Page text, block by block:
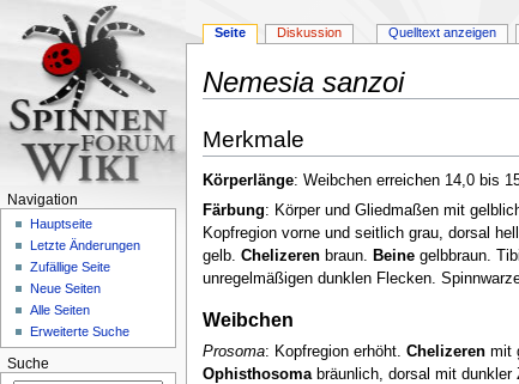
Nemesia sanzoi
Navigation
springen
Suche
springen
Merkmale
Körperlänge: Weibchen erreichen 14,0 bis
Färbung: Körper und Gliedmaßen mit
Kopfregion vorne und seitlich grau, dorsal
gelb. Chelizerenbraun. Beinegelbbraun.
unregelmäßigen dunklen Flecken.
Weibchen
Prosoma: Kopfregion erhöht. Chelizerenmit
Ophisthosomabräunlich, dorsal mit dunkler
Seite Diskussion Quelltext anzeigen
Navigation
Hauptseite
Letzte Änderungen
Zufällige Seite
Neue Seiten
Alle Seiten
Erweiterte Suche
Suche